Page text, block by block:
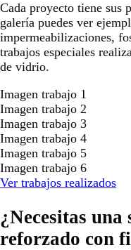
Cada proyecto tiene sus
galería puedes ver
impermeabilizaciones,
trabajos especiales
de vidrio.
Imagen trabajo 1
Imagen trabajo 2
Imagen trabajo 3
Imagen trabajo 4
Imagen trabajo 5
Imagen trabajo 6
Ver trabajos realizados
¿Necesitas
reforzado con